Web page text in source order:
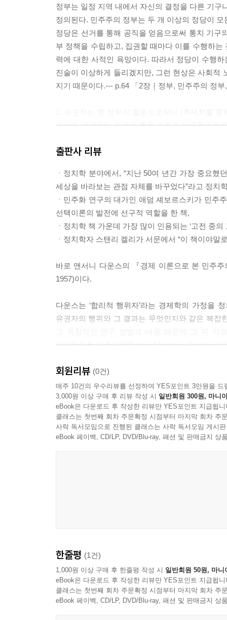
정부는 일정 지역 내에서 자신의 결정을 다른 기
정의된다. 민주주의 정부는 두 개 이상의 정당이
정당은 선거를 통해 공직을 얻음으로써 통치 기
부 정책을 수립하고, 집권할 때마다 이를 수행하
력에 대한 사적인 욕망이다. 따라서 정당이 수행
진술이 이상하게 들리겠지만, 그런 현상은 사회적
지기 때문이다.--- p.64 「2장｜정부, 민주주의 정
으리라 생각하는 일련의 효용 소득과 비교함으로
2. 양당제에서 유권자는 그가 선호하는 정당에 투
② 유권자는 그가 가장 선호하는 정당이 승리할
한 다른 정당에 투표한다.
③ 만약 유권자가 미래 지향적인 투표를 하는 유
없는 정당에 지지를 보낼 수 있다.
3. 최소한 하나의 반대당이 현 집권당과 동일하게
것이다.
② 만약 두 정당이 똑같은 강령과 정책을 갖고 있
교한다. 그리하여 집권당이 잘했다면 그는 집권
하는가?」
대한 통제권을 놓고 경쟁하는 정당들 가운데 하나
“불확실성은 사태가 어떻게 전개될 것인지에 대
할 수 있다. 불확실성은 확신의 수준을 떨어뜨림으
“불확실성 때문에 유권자들은 투표 결정에서 그
이는 것일까?
우리의 대답은, 불확실성 때문에 정당들은 공직
기는 정당들이 어떤 성격을 어떻게 발전시키게
이런 견해에 따라 우리 또한 이데올로기를 권력에
출판사 리뷰
ㆍ정치학 분야에서, “지난 50여 년간 가장 중요
세상을 바라보는 관점 자체를 바꾸었다”라고 정치
ㆍ민주화 연구의 대가인 애덤 셰보르스키가 민주
선택이론의 발전에 선구적 역할을 한 책,
ㆍ정치학 책 가운데 가장 많이 인용되는 ‘고전 중의
ㆍ정치학자 스탠리 켈리가 서문에서 “이 책이야
바로 앤서니 다운스의 『경제 이론으로 본 민주
1957)이다.
다운스는 ‘합리적 행위자’라는 경제학의 가정을
유권자의 행위와 그 결과는 무엇인지와 같은 복잡
대표적으로 그로프먼(Bernard Norman Grofman)
1. 정당론 분야, 고전 중의 고전
『경제 이론으로 본 민주주의』(1957)는 사회과
고전들의 인용 횟수를 보여 주는데, 다른 어떤 책
“이렇게 오랫동안 널리 인용되는 책으로는 거의
모델을 이론의 수준으로 높여 놓았다. …… 다운스
그런 관점을 정식화하는 것이었다.”
3. 다운스가 보는 투표, 정당, 민주주의
회원리뷰 (0건)
매주 10건의 우수리뷰를 선정하여 YES포인트 3만원을 드
3,000원 이상 구매 후 리뷰 작성 시 일반회원 300원, 마니
eBook은 다운로드 후 작성한 리뷰만 YES포인트 지급됩니
클래스는 첫번째 회차 주문확정 시점부터 마지막 회차 주
사락 독서모임으로 진행된 클래스는 사락 독서모임 게시
eBook 페이백, CD/LP, DVD/Blu-ray, 패션 및 판매금지 상
한줄평 (1건)
1,000원 이상 구매 후 한줄평 작성 시 일반회원 50원, 마니
eBook은 다운로드 후 작성한 리뷰만 YES포인트 지급됩니
클래스는 첫번째 회차 주문확정 시점부터 마지막 회차 주
eBook 페이백, CD/LP, DVD/Blu-ray, 패션 및 판매금지 상